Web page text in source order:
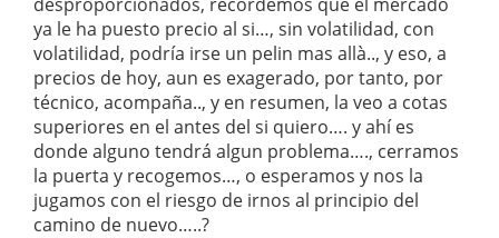
ya le ha puesto precio al si…, sin volatilidad, con
volatilidad, podría irse un pelin mas allà.., y eso, a
precios de hoy, aun es exagerado, por tanto, por
técnico, acompaña.., y en resumen, la veo a cotas
superiores en el antes del si quiero…. y ahí es
donde alguno tendrá algun problema…., cerramos
la puerta y recogemos…, o esperamos y nos la
jugamos con el riesgo de irnos al principio del
camino de nuevo…..?